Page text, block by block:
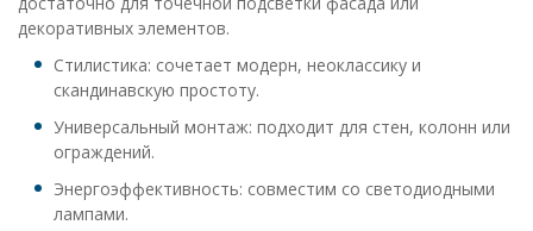
декоративных элементов.
Стилистика: сочетает модерн, неоклассику и
скандинавскую простоту.
Универсальный монтаж: подходит для стен, колонн или
ограждений.
Энергоэффективность: совместим со светодиодными
лампами.